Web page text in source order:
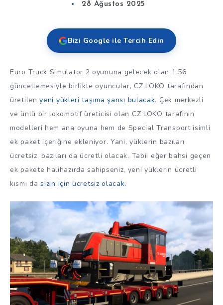
28 Ağustos 2025
Bizi Google ile Tercih Edin
Euro Truck Simulator 2 oyununa gelecek olan 1.56
güncellemesiyle birlikte oyuncular, CZ LOKO tarafından
üretilenyeni yükleri taşıma şansı bulacak. Çek merkezli
ve ünlü bir lokomotif üreticisi olan CZ LOKO tarafının
modelleri hem ana oyuna hem de Special Transport isimli
ek paket içeriğine ekleniyor. Yani, yüklerin bazıları
ücretsiz, bazıları da ücretli olacak. Tabii eğer bahsi geçen
ek pakete halihazırda sahipseniz, yeni yüklerin ücretli
kısmı dasizin için ücretsiz olacak.